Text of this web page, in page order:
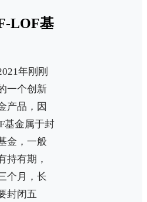
LOF基
年刚刚
一个创新
产品，因
基金属于封
金，一般
持有期，
个月，长
封闭五